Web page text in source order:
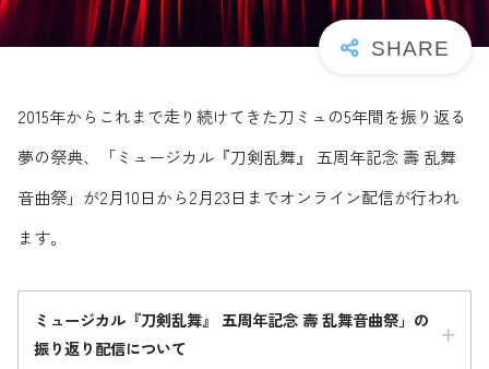
2015年からこれまで走り続けてきた刀ミュの5年間を振り返る
夢の祭典、「ミュージカル『刀剣乱舞』 五周年記念 壽 乱舞
音曲祭」が2月10日から2月23日までオンライン配信が行われ
ます。
ミュージカル『刀剣乱舞』 五周年記念 壽 乱舞音曲祭」の
振り返り配信について